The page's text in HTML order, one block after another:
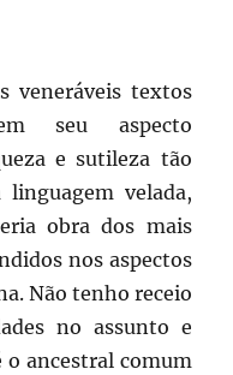
veneráveis textos
seu aspecto
e sutileza tão
velada,
obra dos mais
nos aspectos
Não tenho receio
no assunto e
o ancestral comum